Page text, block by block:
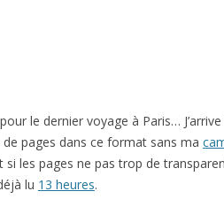
le dernier voyage à Paris… J’arrive
pages dans ce format sans ma
si les pages ne pas trop de
lu 13 heures.